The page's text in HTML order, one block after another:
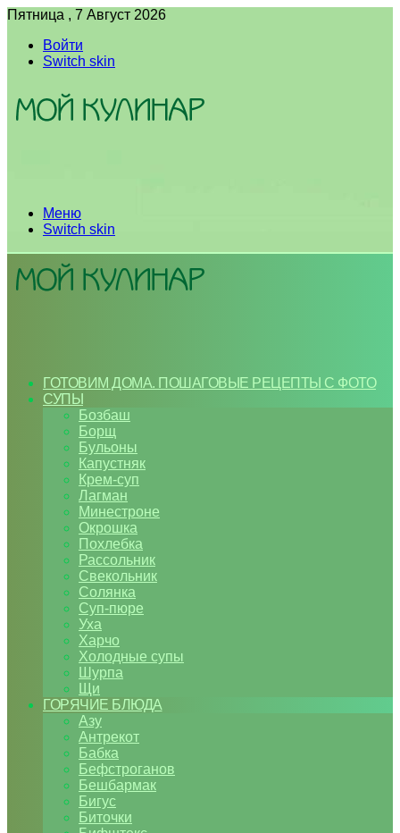
Пятница , 7 Август 2026
Войти
Switch skin
Меню
Switch skin
ГОТОВИМ ДОМА. ПОШАГОВЫЕ РЕЦЕПТЫ С ФОТО
СУПЫ
Бозбаш
Борщ
Бульоны
Капустняк
Крем-суп
Лагман
Минестроне
Окрошка
Похлебка
Рассольник
Свекольник
Солянка
Суп-пюре
Уха
Харчо
Холодные супы
Шурпа
Щи
ГОРЯЧИЕ БЛЮДА
Азу
Антрекот
Бабка
Бефстроганов
Бешбармак
Бигус
Биточки